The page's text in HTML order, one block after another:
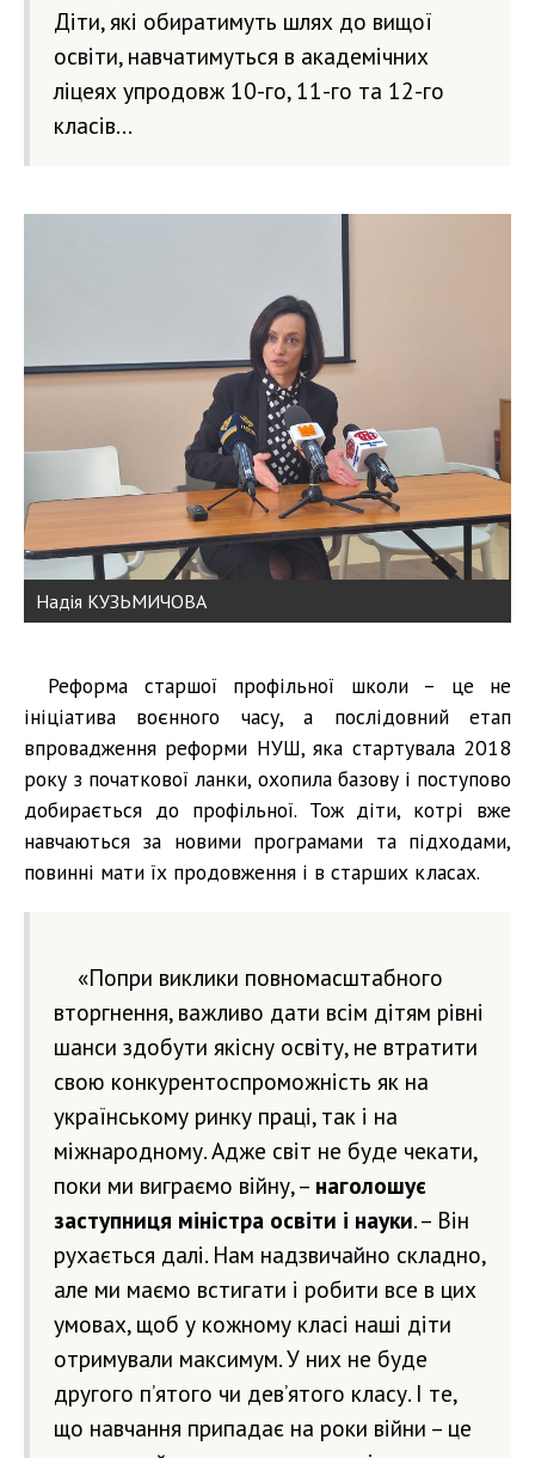
Діти, які обиратимуть шлях до вищої
освіти, навчатимуться в академічних
ліцеях упродовж 10-го, 11-го та 12-го
класів…
Надія КУЗЬМИЧОВА
Реформа старшої профільної школи – це не
ініціатива воєнного часу, а послідовний етап
впровадження реформи НУШ, яка стартувала 2018
року з початкової ланки, охопила базову і поступово
добирається до профільної. Тож діти, котрі вже
навчаються за новими програмами та підходами,
повинні мати їх продовження і в старших класах.
«Попри виклики повномасштабного
вторгнення, важливо дати всім дітям рівні
шанси здобути якісну освіту, не втратити
свою конкурентоспроможність як на
українському ринку праці, так і на
міжнародному. Адже світ не буде чекати,
поки ми виграємо війну, – наголошує
заступниця міністра освіти і науки. – Він
рухається далі. Нам надзвичайно складно,
але ми маємо встигати і робити все в цих
умовах, щоб у кожному класі наші діти
отримували максимум. У них не буде
другого п’ятого чи дев’ятого класу. І те,
що навчання припадає на роки війни – це